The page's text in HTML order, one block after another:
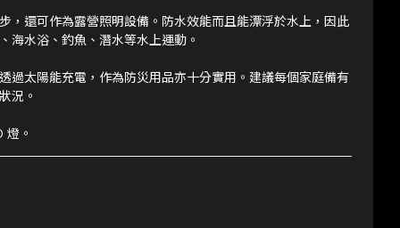
，還可作為露營照明設備。防水效能而且能漂浮於水上，因此
海水浴、釣魚、潛水等水上運動。
過太陽能充電，作為防災用品亦十分實用。建議每個家庭備有
況。
。